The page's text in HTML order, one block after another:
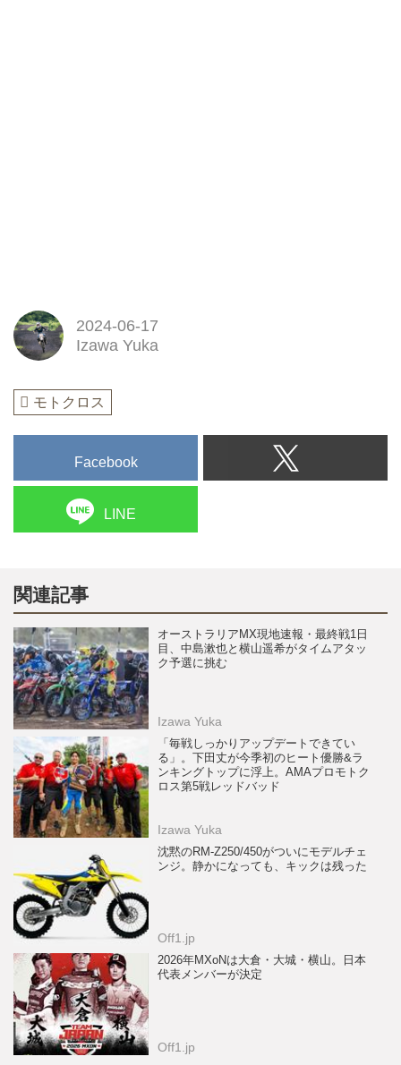
2024-06-17
Izawa Yuka
モトクロス
Facebook
LINE
関連記事
オーストラリアMX現地速報・最終戦1日
目、中島漱也と横山遥希がタイムアタッ
ク予選に挑む
Izawa Yuka
「毎戦しっかりアップデートできてい
る」。下田丈が今季初のヒート優勝&ラ
ンキングトップに浮上。AMAプロモトク
ロス第5戦レッドバッド
Izawa Yuka
沈黙のRM-Z250/450がついにモデルチェ
ンジ。静かになっても、キックは残った
Off1.jp
2026年MXoNは大倉・大城・横山。日本
代表メンバーが決定
Off1.jp